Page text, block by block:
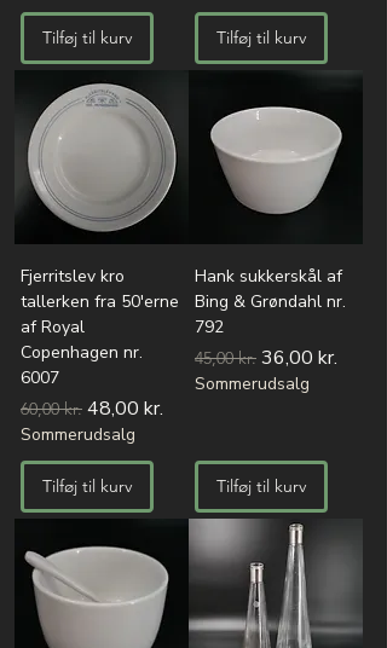
Tilføj til kurv Tilføj til kurv
Fjerritslev kro
tallerken fra 50'erne
af Royal
Copenhagen nr.
6007
Regulær pris
60,00 kr. Salgspris
48,00 kr.
Sommerudsalg
Tilføj til kurv
Hank sukkerskål af
Bing & Grøndahl nr.
792
Regulær pris
45,00 kr. Salgspris
36,00 kr.
Sommerudsalg
Tilføj til kurv